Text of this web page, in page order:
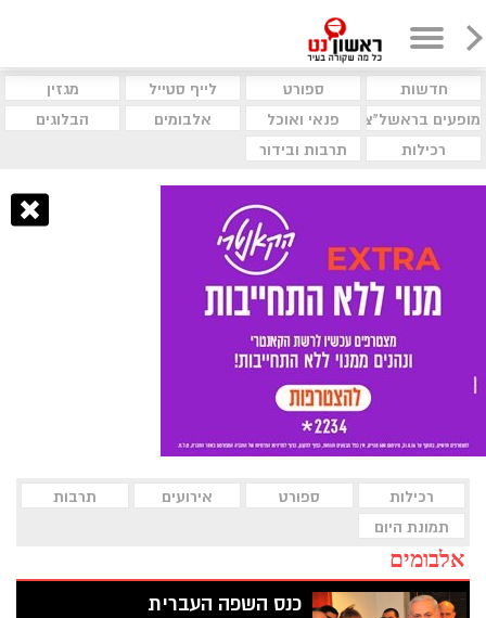
חדשות ספורט לייף סטייל
מגזין
מופעים בראשל"צ
פנאי ואוכל אלבומים
הבלוגים
רכילות
תרבות ובידור
רכילות ספורט אירועים
תרבות
תמונת היום
אלבומים
כנס השפה העברית